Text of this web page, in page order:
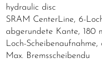
hydraulic disc
SRAM CenterLine, 6-
abgerundete Kante, 180
Loch-Scheibenaufnahme,
Max. Bremsscheibendu